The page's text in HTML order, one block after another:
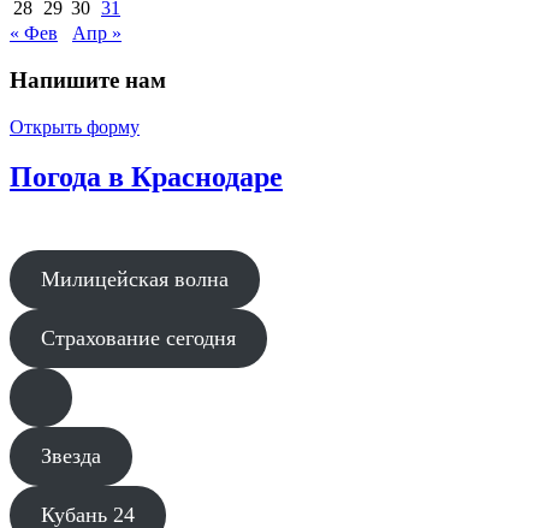
28 29 30 31
« Фев
Апр »
Напишите нам
Открыть форму
Погода в Краснодаре
Милицейская волна
Страхование сегодня
Звезда
Кубань 24